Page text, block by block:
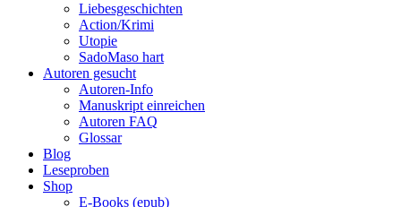
Liebesgeschichten
Action/Krimi
Utopie
SadoMaso hart
Autoren gesucht
Autoren-Info
Manuskript einreichen
Autoren FAQ
Glossar
Blog
Leseproben
Shop
E-Books (epub)